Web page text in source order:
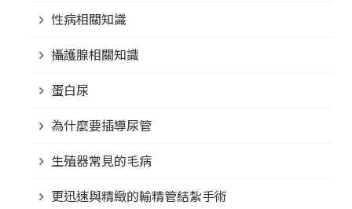
性病相關知識
攝護腺相關知識
蛋白尿
為什麼要插導尿管
生殖器常見的毛病
更迅速與精緻的輸精管結紮手術